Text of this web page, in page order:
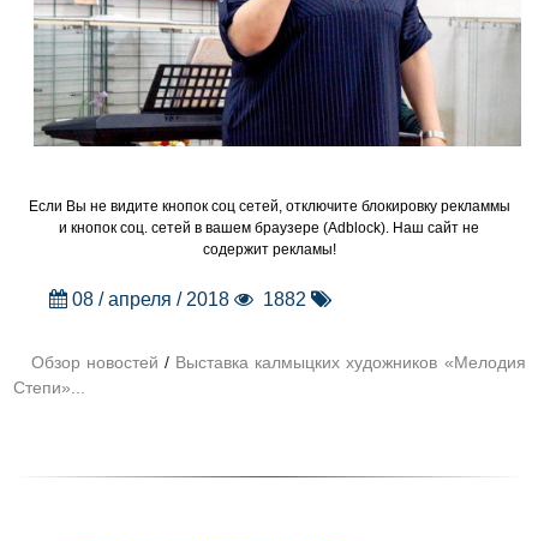
Если Вы не видите кнопок соц сетей, отключите блокировку рекламмы
и кнопок соц. сетей в вашем браузере (Adblock). Наш сайт не
содержит рекламы!
08 / апреля / 2018 1882
Обзор новостей/ Выставка калмыцких художников «Мелодия
Степи»...